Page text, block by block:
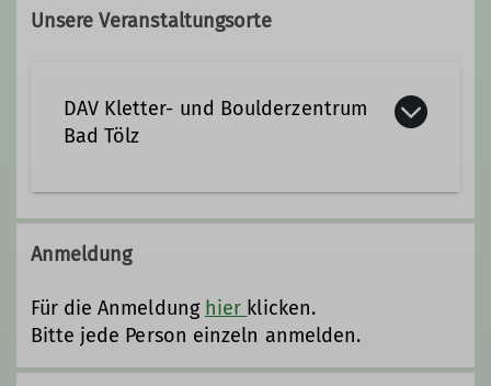
klaus.plaschka@dav-otterfing.de
Qualifikationen
Unsere Veranstaltungsorte
DAV Kletter- und Boulderzentrum
Bad Tölz
Am Sportpark 5
83646 Bad Tölz
Anmeldung
Für die Anmeldung hier klicken.
Bitte jede Person einzeln anmelden.